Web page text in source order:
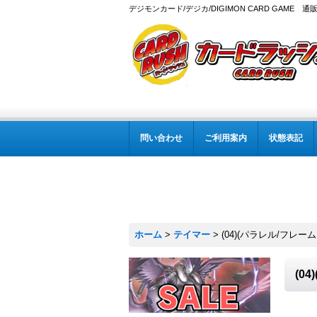
デジモンカード/デジカ/DIGIMON CARD GAME 通
問い合わせ ご利用案内 状態表記
ホーム > テイマー > (04)(パラレル/フレー